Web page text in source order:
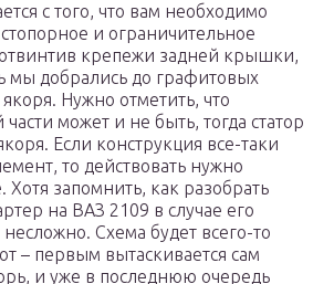
с того, что вам необходимо
и ограничительное
отвинтив крепежи задней крышки,
мы добрались до графитовых
Нужно отметить, что
части может и не быть, тогда статор
Если конструкция все-таки
то действовать нужно
Хотя запомнить, как разобрать
на ВАЗ 2109 в случае его
Схема будет всего-то
– первым вытаскивается сам
и уже в последнюю очередь